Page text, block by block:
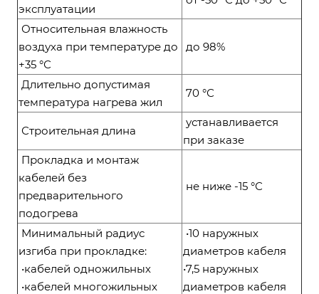
эксплуатации
Относительная влажность
воздуха при температуре до
+35 °С
до 98%
Длительно допустимая
температура нагрева жил
70 °С
Строительная длина
устанавливается
при заказе
Прокладка и монтаж
кабелей без
предварительного
подогрева
не ниже -15 °С
Минимальный радиус
изгиба при прокладке:
•кабелей одножильных
•кабелей многожильных
•10 наружных
диаметров кабеля
•7,5 наружных
диаметров кабеля